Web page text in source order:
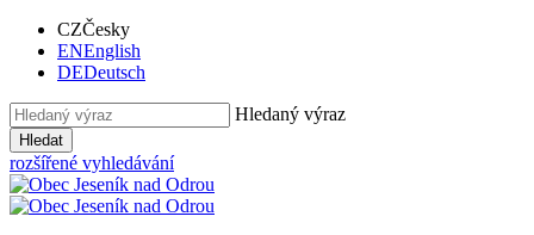
CZČesky
ENEnglish
DEDeutsch
Hledaný výraz
Hledat
rozšířené vyhledávání